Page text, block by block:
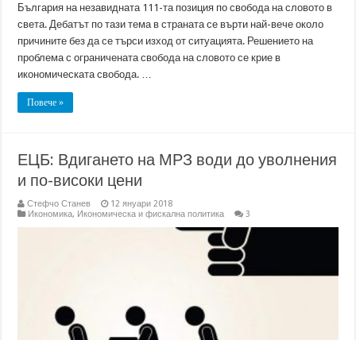
България на незавидната 111-та позиция по свобода на словото в
света. Дебатът по тази тема в страната се върти най-вече около
причините без да се търси изход от ситуацията. Решението на
проблема с ограничената свобода на словото се крие в
икономическата свобода. …
Повече »
ЕЦБ: Вдигането на МРЗ води до уволнения
и по-високи цени
Стефчо Станев
12 януари 2018
Икономика, Икономическа и фискална политика 3